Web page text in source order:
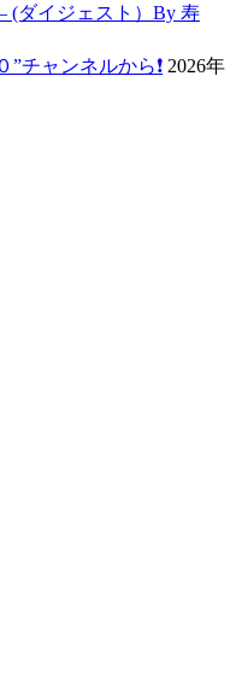
ダイジェスト）By 寿
チャンネルから❗️ 2026年